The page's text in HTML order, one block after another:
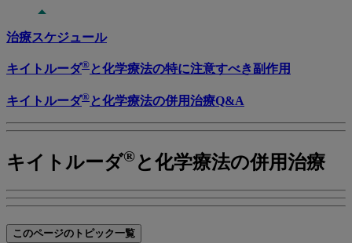
治療スケジュール
キイトルーダ® と化学療法の特に注意すべき副作用
キイトルーダ® と化学療法の併用治療Q&A
キイトルーダ®と化学療法の併用治療
このページのトピック一覧